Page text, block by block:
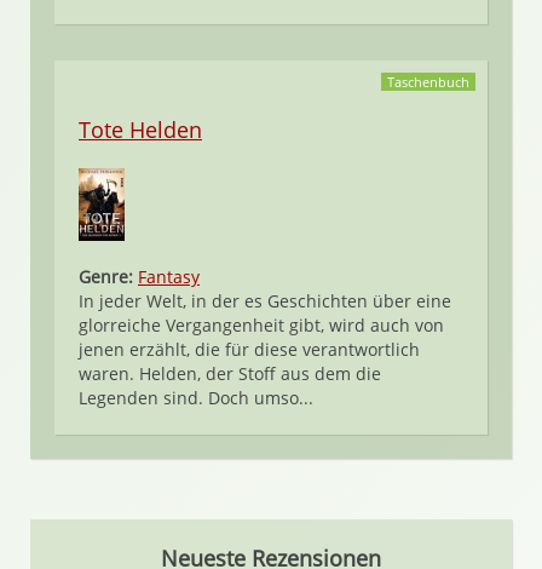
Taschenbuch
Tote Helden
Genre: Fantasy
In jeder Welt, in der es Geschichten über eine
glorreiche Vergangenheit gibt, wird auch von
jenen erzählt, die für diese verantwortlich
waren. Helden, der Stoff aus dem die
Legenden sind. Doch umso...
Neueste Rezensionen